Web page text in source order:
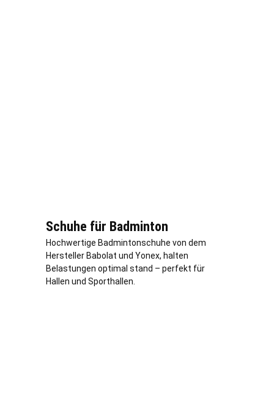
Schuhe für Badminton
Hochwertige Badmintonschuhe von dem
Hersteller Babolat und Yonex, halten
Belastungen optimal stand – perfekt für
Hallen und Sporthallen.